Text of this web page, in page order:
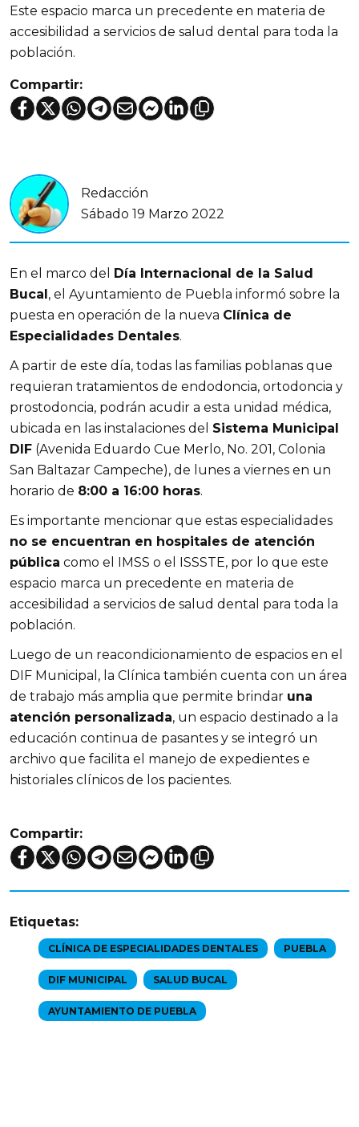
Este espacio marca un precedente en materia de
accesibilidad a servicios de salud dental para toda la
población.
Compartir:
Redacción
Sábado 19 Marzo 2022
En el marco del
Día Internacional de la Salud
Bucal , el Ayuntamiento de Puebla informó sobre la
puesta en operación de la nueva Clínica de
Especialidades Dentales.
A partir de este día, todas las familias poblanas que
requieran tratamientos de endodoncia, ortodoncia y
prostodoncia, podrán acudir a esta unidad médica,
ubicada en las instalaciones del Sistema Municipal
DIF (Avenida Eduardo Cue Merlo, No. 201, Colonia
San Baltazar Campeche), de lunes a viernes en un
horario de 8:00 a 16:00 horas.
Es importante mencionar que estas especialidades
no se encuentran en hospitales de atención
pública como el IMSS o el ISSSTE, por lo que este
espacio marca un precedente en materia de
accesibilidad a servicios de salud dental para toda la
población.
Luego de un reacondicionamiento de espacios en el
DIF Municipal, la Clínica también cuenta con un área
de trabajo más amplia que permite brindar una
atención personalizada, un espacio destinado a la
educación continua de pasantes y se integró un
archivo que facilita el manejo de expedientes e
historiales clínicos de los pacientes.
Compartir:
Etiquetas:
CLÍNICA DE ESPECIALIDADES DENTALES PUEBLA
DIF MUNICIPAL SALUD BUCAL
AYUNTAMIENTO DE PUEBLA